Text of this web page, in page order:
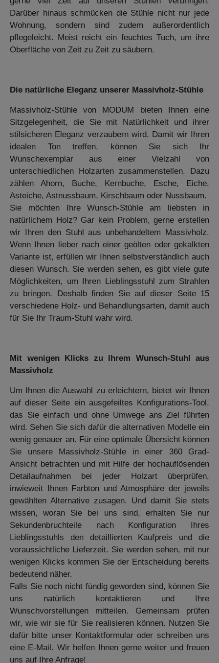
Darüber hinaus schmücken die Stühle nicht nur jede
Wohnung, sondern sind zudem außerordentlich
pflegeleicht. Meist reicht ein feuchtes Tuch, um ihre
Oberfläche von Zeit zu Zeit zu säubern.
Die natürliche Eleganz unserer Massivholz-Stühle
Massivholz-Stühle von MODUM bieten Ihnen eine
Sitzgelegenheit, die Sie mit Natürlichkeit und ihrer
stilsicheren Eleganz verzaubern wird. Damit wir Ihren
idealen Ton treffen, können Sie sich Ihr
Wunschexemplar aus einer Vielzahl von
unterschiedlichen Holzarten zusammenstellen. Dazu
zählen Ahorn, Buche, Kernbuche, Esche, Eiche,
Asteiche, Astnussbaum, Kirschbaum oder Nussbaum.
Sie möchten Ihre Wunsch-Stühle am liebsten in
natürlichem Holz? Gar kein Problem, gerne erstellen
wir Ihren den Stuhl aus unbehandeltem Massivholz.
Wenn Ihnen lieber nach einer geölten oder gekalkten
Variante ist, erfüllen wir Ihnen selbstverständlich auch
diesen Wunsch. Sie werden sehen, es gibt viele gute
Möglichkeiten, um Ihren Lieblingsstuhl zum Strahlen
zu bringen. Deshalb finden Sie auf dieser Seite 15
verschiedene Holz- und Behandlungsarten, damit auch
für Sie Ihr Traum-Stuhl wahr wird.
Mit wenigen Klicks zu Ihrem Wunsch-Stuhl aus
Massivholz
Um Ihnen die Auswahl zu erleichtern, bietet wir Ihnen
auf dieser Seite ein ausgefeiltes Konfigurations-Tool,
das Sie einfach und ohne Umwege ans Ziel führten
wird. Sehen Sie sich dafür die alternativen Modelle ein
wenig genauer an. Für eine optimale Übersicht können
Sie unsere Massivholz-Stühle in einer 360 Grad-
Ansicht betrachten und mit Hilfe der hochauflösenden
Detailaufnahmen bei jeder Holzart überprüfen,
inwieweit Ihnen Farbton und Atmosphäre der jeweils
gewählten Alternative zusagen. Und damit Sie stets
wissen, woran Sie bei uns sind, erhalten Sie nur
Sekundenbruchteile nach Konfiguration Ihres
Lieblingsstuhls den detaillierten Kaufpreis und die
voraussichtliche Lieferzeit. Sie werden sehen, mit nur
wenigen Klicks kommen Sie der Entscheidung bereits
bedeutend näher.
Falls Sie noch nicht fündig geworden sind, können Sie
uns natürlich kontaktieren und Ihre
Wunschvorstellungen mitteilen. Gemeinsam prüfen
wir, wie wir sie für Sie realisieren können. Nutzen Sie
dafür bitte unser Kontaktformular oder schreiben uns
eine E-Mail. Wir helfen Ihnen gerne weiter und freuen
uns auf Ihre Anfrage!